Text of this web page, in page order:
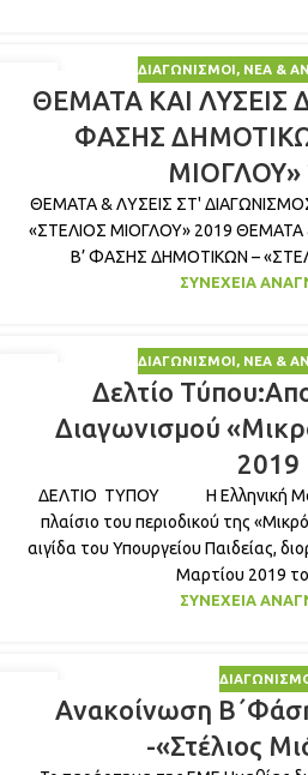
11
ΜΆΙ
ΔΙΑΓΩΝΙΣΜΟΊ, ΝΈΑ &
ΘΕΜΑΤΑ ΚΑΙ ΛΥΣΕΙΣ
ΦΑΣΗΣ
ΜΙΟΓΛΟΥ»
ΘΕΜΑΤΑ & ΛΥΣΕΙΣ ΣΤ'
«ΣΤΕΛΙΟΣ ΜΙΟΓΛΟΥ» 2019 ΘΕΜΑΤΑ
Β’ ΦΑΣΗΣ ΔΗΜΟΤΙΚΩΝ –
ΣΥΝΈΧΕΙΑ
ΔΙΑΓΩΝΙΣΜΟΊ, ΝΈΑ &
Δελτίο
Διαγωνισμού
2019
ΔΕΛΤΙΟ ΤΥΠΟΥ Η Ελληνική
πλαίσιο του περιοδικού της
αιγίδα του Υπουργείου Παιδείας,
Μαρτίου 2019
ΣΥΝΈΧΕΙΑ
Ανακoίνωση
-«Στέλιος